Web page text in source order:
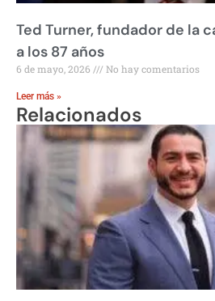
Ted Turner, fundador de la
a los 87 años
6 de mayo, 2026 No hay comentarios
Leer más »
Relacionados